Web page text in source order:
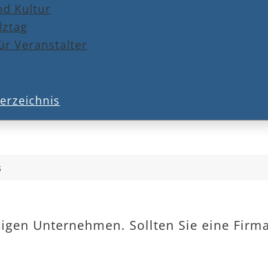
Kultur
Veranstalter
Unternehmen. Sollten Sie eine